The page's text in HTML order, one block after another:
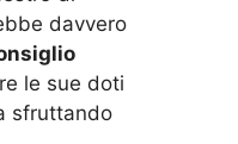
davvero
le sue doti
sfruttando